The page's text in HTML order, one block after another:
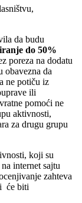
da budu
do 50%
poreza na dodatu
obavezna da
ne potiču iz
ili
pomoći ne
aktivnosti,
za drugu grupu
koji su
internet sajtu
zahteva
će biti